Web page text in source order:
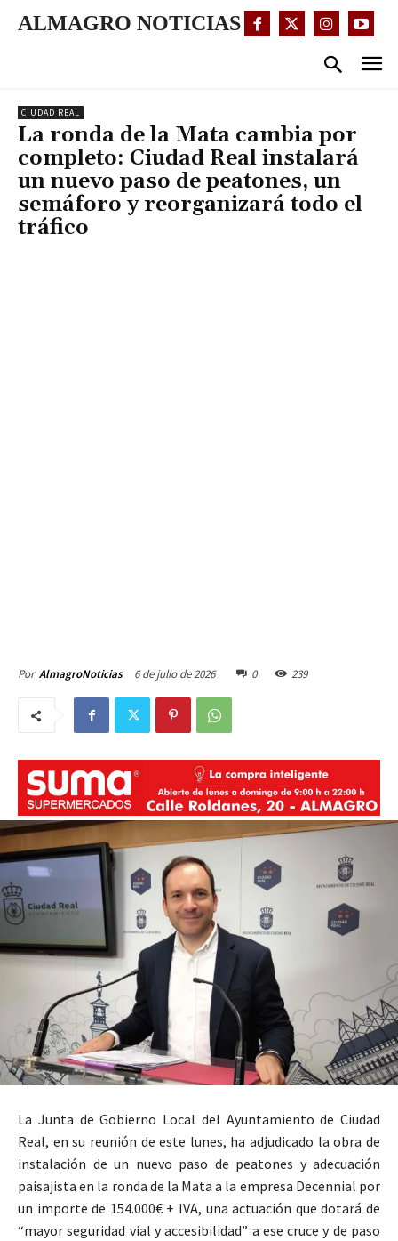
ALMAGRO NOTICIAS
CIUDAD REAL
La ronda de la Mata cambia por
completo: Ciudad Real instalará
un nuevo paso de peatones, un
semáforo y reorganizará todo el
tráfico
Por AlmagroNoticias 6 de julio de 2026 0 239
La Junta de Gobierno Local del Ayuntamiento de Ciudad
Real, en su reunión de este lunes, ha adjudicado la obra de
instalación de un nuevo paso de peatones y adecuación
paisajista en la ronda de la Mata a la empresa Decennial por
un importe de 154.000€ + IVA, una actuación que dotará de
“mayor seguridad vial y accesibilidad” a ese cruce y de paso